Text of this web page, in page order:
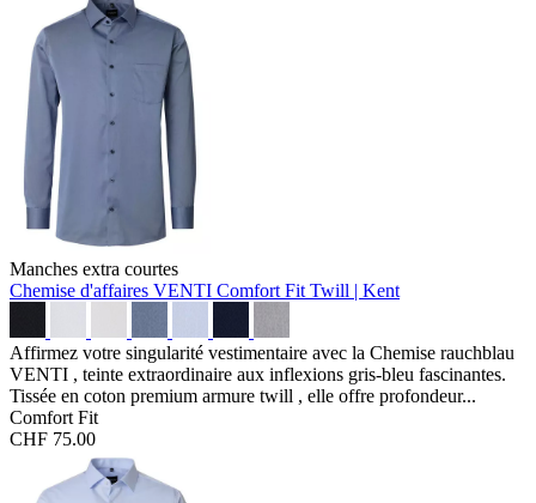
Manches extra courtes
Chemise d'affaires VENTI Comfort Fit Twill | Kent
Affirmez votre singularité vestimentaire avec la Chemise rauchblau
VENTI , teinte extraordinaire aux inflexions gris-bleu fascinantes.
Tissée en coton premium armure twill , elle offre profondeur...
Comfort Fit
CHF 75.00